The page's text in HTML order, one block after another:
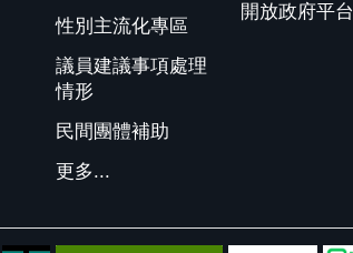
性別主流化專區
議員建議事項處理
情形
民間團體補助
更多...
開放政府平台